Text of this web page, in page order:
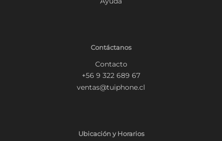
Contáctanos
Contacto
+56 9 322 689 67
ventas@tuiphone.cl
Ubicación y Horarios